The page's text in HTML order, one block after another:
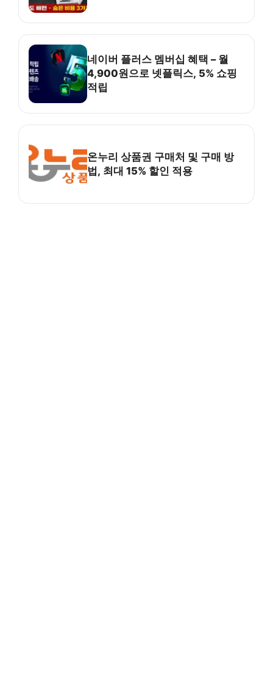
네이버 플러스 멤버십 혜택 – 월
4,900원으로 넷플릭스, 5% 쇼핑
적립
온누리 상품권 구매처 및 구매 방
법, 최대 15% 할인 적용